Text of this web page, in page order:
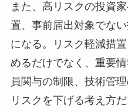
また、高リスクの投資
置、事前届出対象でな
になる。リスク軽減措
めるだけでなく、重要
員関与の制限、技術管
リスクを下げる考え方だ